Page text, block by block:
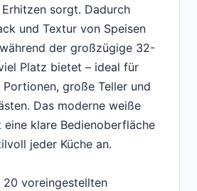
sorgt. Dadurch
und Textur von Speisen
der großzügige 32-
Platz bietet – ideal für
große Teller und
Das moderne weiße
eine klare Bedienoberfläche
jeder Küche an.
voreingestellten